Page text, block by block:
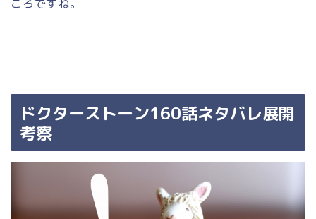
ころですね。
ドクターストーン160話ネタバレ展開
考察